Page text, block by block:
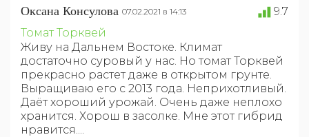
Оксана Консулова 07.02.2021 в 14:13
9.7
Томат Торквей
Живу на Дальнем Востоке. Климат
достаточно суровый у нас. Но томат Торквей
прекрасно растет даже в открытом грунте.
Выращиваю его с 2013 года. Неприхотливый.
Даёт хороший урожай. Очень даже неплохо
хранится. Хорош в засолке. Мне этот гибрид
нравится....